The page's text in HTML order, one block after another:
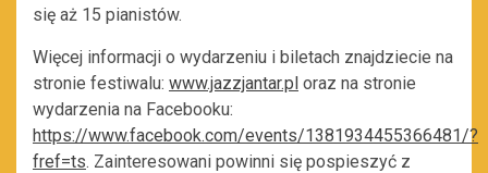
się aż 15 pianistów.
Więcej informacji o wydarzeniu i biletach znajdziecie na
stronie festiwalu: www.jazzjantar.pl oraz na stronie
wydarzenia na Facebooku:
https://www.facebook.com/events/1381934455366481/?
fref=ts. Zainteresowani powinni się pospieszyć z